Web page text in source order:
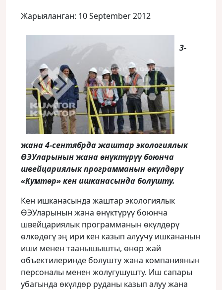
Жарыяланган: 10 September 2012
3-
жана 4-сентябрда жаштар экологиялык
ӨЭУларынын жана өнүктүрүү боюнча
швейцариялык программанын өкүлдөрү
«Кумтөр» кен ишканасында болушту.
Кен ишканасында жаштар экологиялык
ӨЭУларынын жана өнүктүрүү боюнча
швейцариялык программанын өкүлдөрү
өлкөдөгү эң ири кен казып алуучу ишкананын
иши менен таанышышты, өнөр жай
объектилеринде болушту жана компаниянын
персоналы менен жолугушушту. Иш сапары
убагында өкүлдөр руданы казып алуу жана